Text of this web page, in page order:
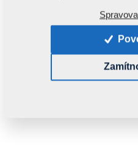
Tento díl je použitelný i